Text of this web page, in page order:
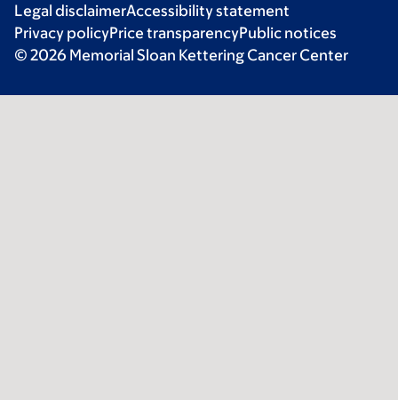
Legal disclaimerAccessibility statement
Privacy policyPrice transparencyPublic notices
© 2026 Memorial Sloan Kettering Cancer Center